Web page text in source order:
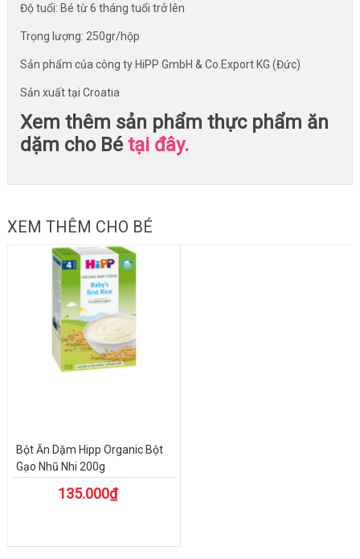
Độ tuổi: Bé từ 6 tháng tuổi trở lên
Trọng lượng: 250gr/hộp
Sản phẩm của công ty HiPP GmbH & Co.Export KG (Đức)
Sản xuất tại Croatia
Xem thêm sản phẩm thực phẩm ăn
dặm cho Bé tại đây.
XEM THÊM CHO BÉ
Bột Ăn Dặm Hipp Organic Bột
Gạo Nhũ Nhi 200g
135.000₫